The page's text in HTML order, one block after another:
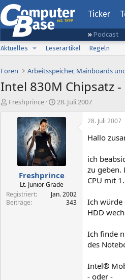
Ticker
Podcast
Aktuelles
Leserartikel Regeln
Foren Arbeitsspeicher, Mainboards
Intel 830M Chipsatz -
E
Freshprince
E
s
t
e
l
l
t
a
m
28. Juli 2007
Freshprince
Lt. Junior Grade
Registriert
Jan. 2002
Beiträge
343
28. Juli 2007
Hallo
ich
zu geben.
CPU mit
Ich würde
HDD
Ich finde
des
Intel®
- oder -